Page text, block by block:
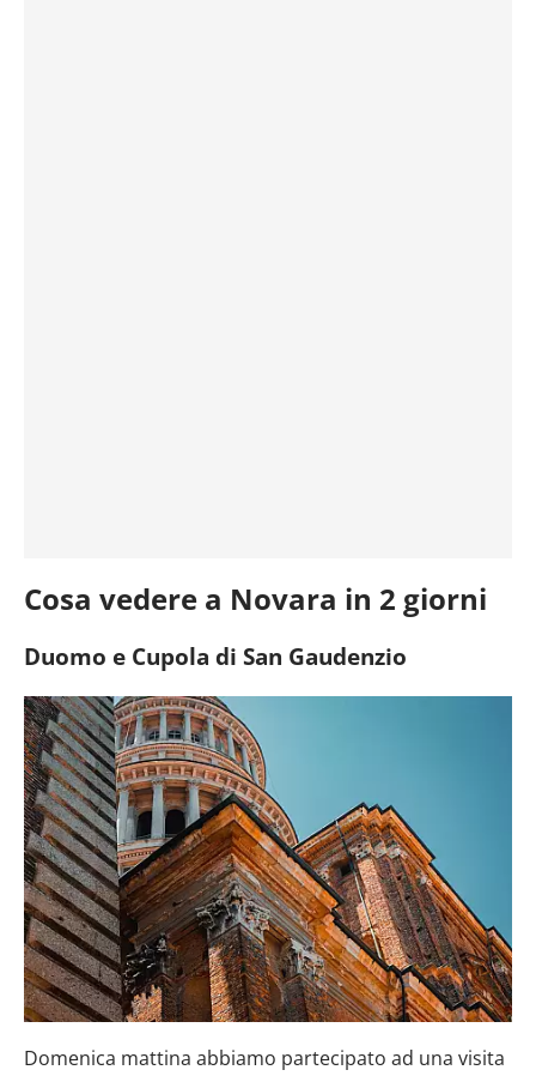
Cosa vedere a Novara in 2 giorni
Duomo e Cupola di San Gaudenzio
Domenica mattina abbiamo partecipato ad una visita